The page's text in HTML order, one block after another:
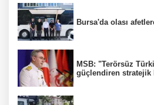
Bursa'da olası
MSB: "Terörsüz
güçlendiren